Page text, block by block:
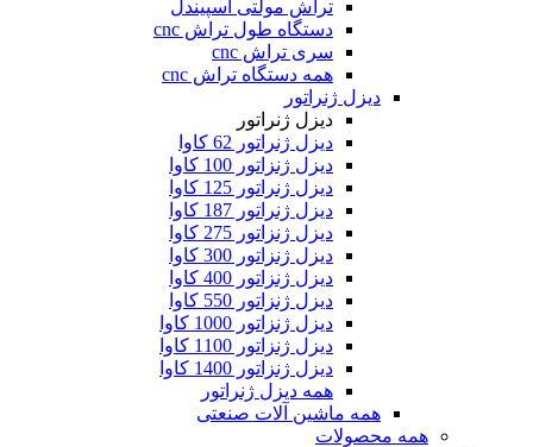
تراش مولتی اسپیندل
دستگاه طول تراش cnc
سری تراش cnc
همه دستگاه تراش cnc
دیزل ژنراتور
دیزل ژنراتور
دیزل ژنراتور 62 کاوا
دیزل ژنزاتور 100 کاوا
دیزل ژنراتور 125 کاوا
دیزل ژنراتور 187 کاوا
دیزل ژنزاتور 275 کاوا
دیزل ژنزاتور 300 کاوا
دیزل ژنزاتور 400 کاوا
دیزل ژنزاتور 550 کاوا
دیزل ژنزاتور 1000 کاوا
دیزل ژنزاتور 1100 کاوا
دیزل ژنزاتور 1400 کاوا
همه دیزل ژنراتور
همه ماشین آلات صنعتی
همه محصولات